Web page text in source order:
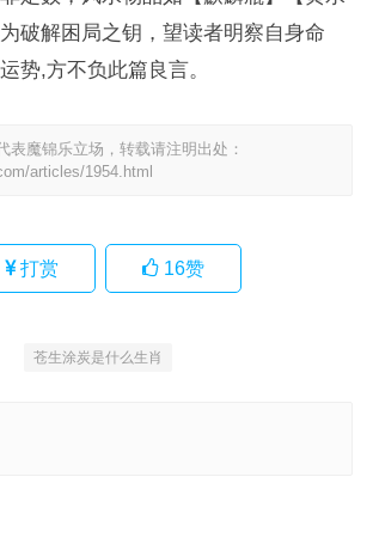
破解困局之钥，望读者明察自身命
势,方不负此篇良言。
表魔锦乐立场，转载请注明出处：
articles/1954.html
打赏 16赞
苍生涂炭是什么生肖